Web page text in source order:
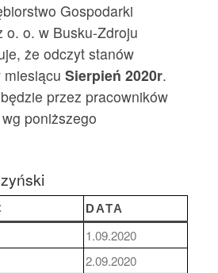
Gospodarki
o. o. w Busku-Zdroju
że odczyt stanów
miesiącuSierpień 2020r.
przez pracowników
poniższego
DATA
1.09.2020
2.09.2020